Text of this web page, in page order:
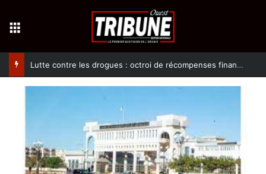
Lutte contre les drogues : octroi de récompenses financières aux dénonciateurs de trafiquants